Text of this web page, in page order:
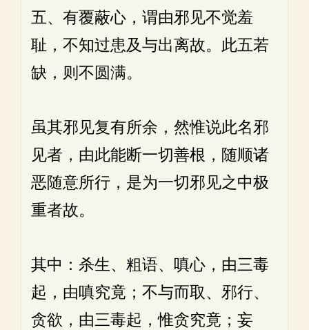
五、有覆蔽心，谓由邪见不觉羞
耻，不知过患及与出离故。此五若
缺，则不圆满。
虽其邪见复有所余，然惟说此名邪
见者，由此能断一切善根，随顺诸
恶随意所行，是为一切邪见之中极
重者故。
其中：杀生、粗语、嗔心，由三毒
起，由嗔究竟；不与而取、邪行、
贪欲，由三毒起，惟贪究竟；妄